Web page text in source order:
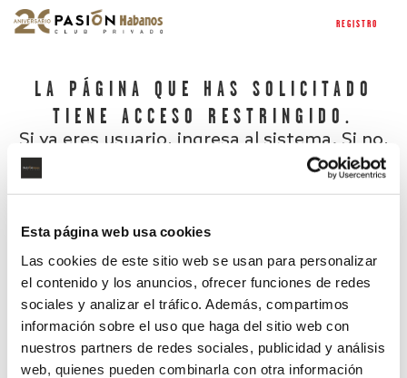
Esta página web usa cookies
Las cookies de este sitio web se usan para personalizar
el contenido y los anuncios, ofrecer funciones de redes
sociales y analizar el tráfico. Además, compartimos
información sobre el uso que haga del sitio web con
nuestros partners de redes sociales, publicidad y análisis
web, quienes pueden combinarla con otra información
REGISTRO
LA PÁGINA QUE HAS SOLICITADO
TIENE ACCESO RESTRINGIDO.
Si ya eres usuario, ingresa al sistema. Si no,
¿Has olvidado tu contraseña?